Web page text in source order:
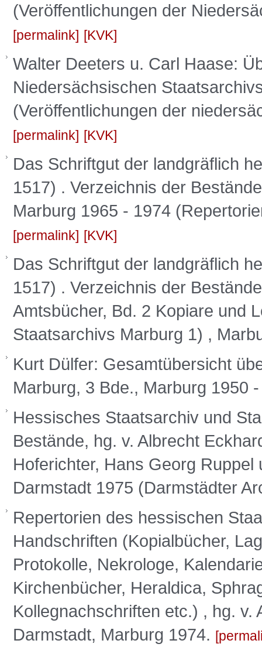
(Veröffentlichungen der
permalink KVK
Walter Deeters u. Carl Haase:
Niedersächsischen
(Veröffentlichungen der
permalink KVK
Das Schriftgut der landgräflich
1517) . Verzeichnis der
Marburg 1965 - 1974
permalink KVK
Das Schriftgut der landgräflich
1517) . Verzeichnis der
Amtsbücher, Bd. 2 Kopiare und
Staatsarchivs Marburg 1) ,
Kurt Dülfer: Gesamtübersicht
Marburg, 3 Bde., Marburg 1950
Hessisches Staatsarchiv und
Bestände, hg. v. Albrecht
Hoferichter, Hans Georg
Darmstadt 1975 (Darmstädter
Repertorien des hessischen
Handschriften (Kopialbücher,
Protokolle, Nekrologe,
Kirchenbücher, Heraldica,
Kollegnachschriften etc.) , hg. v.
Darmstadt, Marburg 1974.